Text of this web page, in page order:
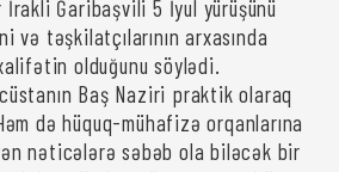
Ğaribaşvili 5 İyul yürüşünü
və təşkilatçılarının arxasında
olduğunu söylədi.
Baş Naziri praktik olaraq
də hüquq-mühafizə orqanlarına
nəticələrə səbəb ola biləcək bir